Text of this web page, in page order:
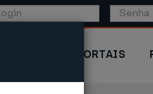
PORTAIS